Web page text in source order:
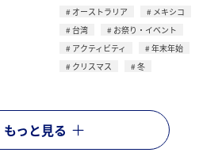
オーストラリア
メキシコ
台湾
お祭り・イベント
アクティビティ
年末年始
クリスマス
冬
もっと見る